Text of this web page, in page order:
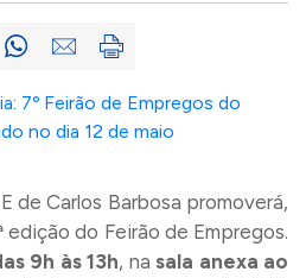
de Carlos Barbosa promoverá,
edição do Feirão de Empregos.
9h às 13h, na sala anexa ao